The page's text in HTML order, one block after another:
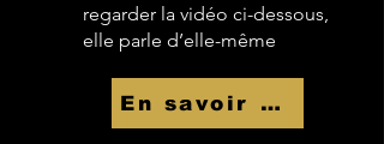
regarder la vidéo ci-dessous,
elle parle d’elle-même
En savoir Plus